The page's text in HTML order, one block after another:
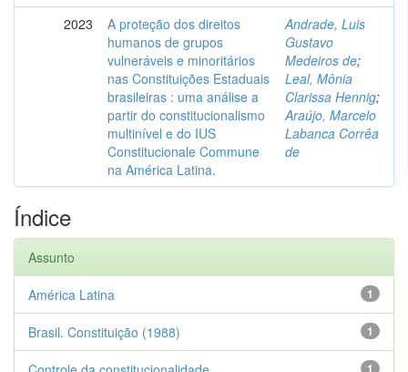
2023
A proteção dos direitos
humanos de grupos
vulneráveis e minoritários
nas Constituições Estaduais
brasileiras : uma análise a
partir do constitucionalismo
multinível e do IUS
Constitucionale Commune
na América Latina.
Andrade, Luis
Gustavo
Medeiros de;
Leal, Mônia
Clarissa Hennig;
Araújo, Marcelo
Labanca Corrêa
de
Índice
Assunto
1
América Latina
1
Brasil. Constituição (1988)
1